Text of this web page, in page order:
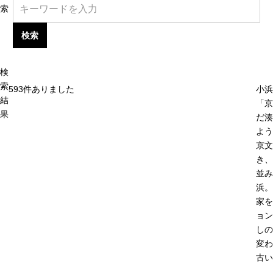
索
検索
検
索
結
果
593件ありました
小
「
だ
よ
京
き
並
浜
家
ョ
し
変
古